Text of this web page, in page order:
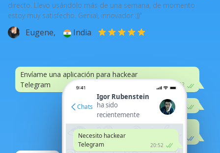
directo. Llevo usándolo más de una semana, de momento
estoy muy satisfecho. Genial, innovador :))"
Eugene, India
20:52
Envíame una aplicación para hackear
Telegram
20:52
:))
Recuerda que lo discutimos
na sturen
Chats
Igor Rubenstein
ha sido
recientemente
20:52
Necesito hackear
Telegram